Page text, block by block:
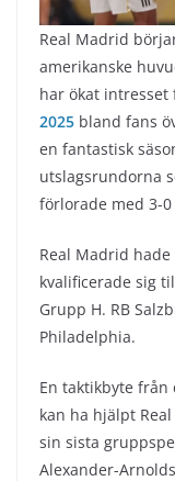
Real Madrid
amerikanske
har ökat intresset
2025 bland fans
en fantastisk
utslagsrundorna
förlorade med 3-
Real Madrid
kvalificerade sig
Grupp H. RB
Philadelphia.
En taktikbyte
kan ha hjälpt
sin sista
Alexander-